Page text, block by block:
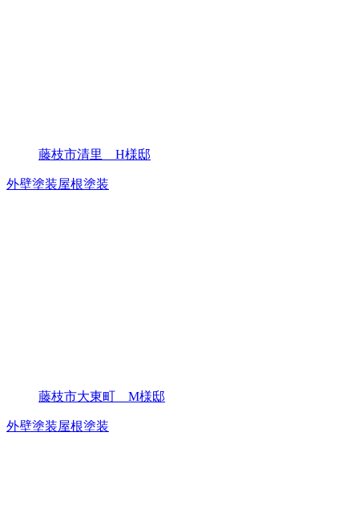
藤枝市清里 H様邸
外壁塗装屋根塗装
藤枝市大東町 M様邸
外壁塗装屋根塗装